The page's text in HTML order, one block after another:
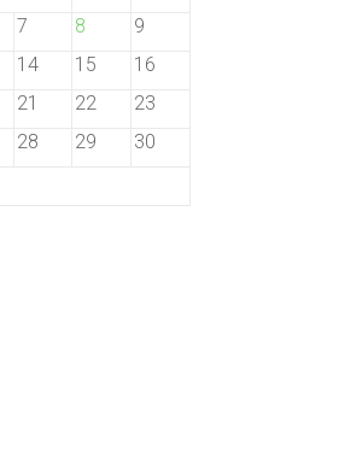
7 8
9
14 15
16
21 22
23
28 29
30